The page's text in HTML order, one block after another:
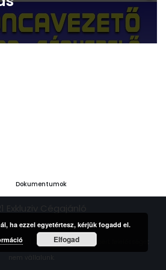
Dokumentumok
Exkluziv Cégajánló
szerint. | A hirdetések tartalmáért felelősséget
ha ezzel egyetértesz, kérjük fogadd el.
Elfogad